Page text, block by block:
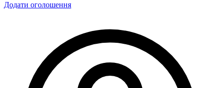
Додати оголошення